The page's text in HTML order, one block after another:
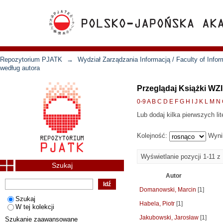
Repozytorium PJATK →
Wydział Zarządzania Informacją / Faculty of
według autora
Przeglądaj Książki
0-9A B C D E F G H J K L M N
Lub dodaj kilka pierwszych
Kolejność:
Wyświetlanie pozycji 1-11 z
Autor
Domanowski, Marcin [1]
Habela, Piotr [1]
Jakubowski, Jarosław [1]
Szukaj
Szukaj
W tej kolekcji
Szukanie zaawansowane